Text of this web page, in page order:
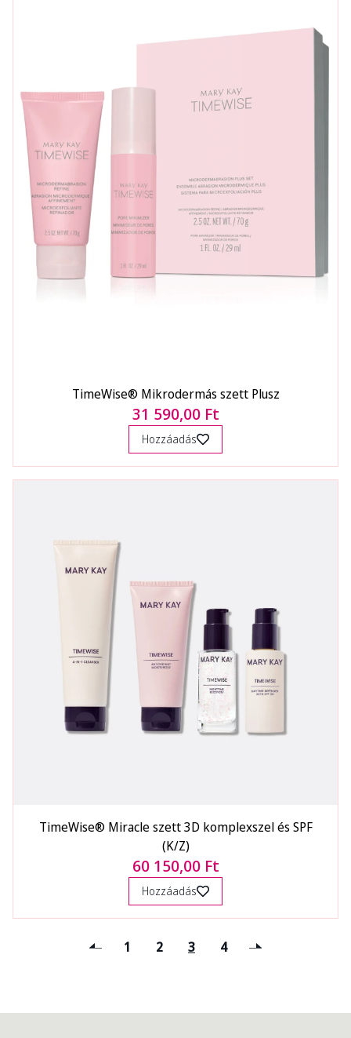
TimeWise® Mikrodermás szett Plusz
31 590,00 Ft
Hozzáadás
TimeWise® Miracle szett 3D komplexszel és SPF
(K/Z)
60 150,00 Ft
Hozzáadás
1 2 3 4